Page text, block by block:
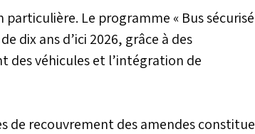
Le programme « Bus sécurisé
dix ans d’ici 2026, grâce à des
des véhicules et l’intégration de
de recouvrement des amendes constitue